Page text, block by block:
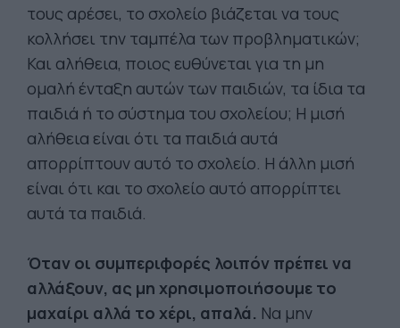
τους αρέσει, το σχολείο βιάζεται να τους
κολλήσει την ταμπέλα των προβληματικών;
Και αλήθεια, ποιος ευθύνεται για τη μη
ομαλή ένταξη αυτών των παιδιών, τα ίδια τα
παιδιά ή το σύστημα του σχολείου; Η μισή
αλήθεια είναι ότι τα παιδιά αυτά
απορρίπτουν αυτό το σχολείο. Η άλλη μισή
είναι ότι και το σχολείο αυτό απορρίπτει
αυτά τα παιδιά.
Όταν οι συμπεριφορές λοιπόν πρέπει να
αλλάξουν, ας μη χρησιμοποιήσουμε το
μαχαίρι αλλά το χέρι, απαλά. Να μην